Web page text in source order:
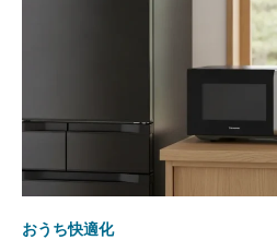
おうち快適化